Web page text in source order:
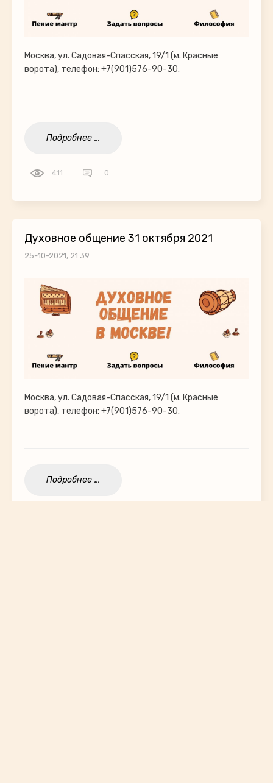
Москва, ул. Садовая-Спасская, 19/1 (м. Красные
ворота), телефон: +7(901)576-90-30.
Подробнее ...
411 0
Духовное общение 31 октября 2021
25-10-2021, 21:39
Москва, ул. Садовая-Спасская, 19/1 (м. Красные
ворота), телефон: +7(901)576-90-30.
Подробнее ...